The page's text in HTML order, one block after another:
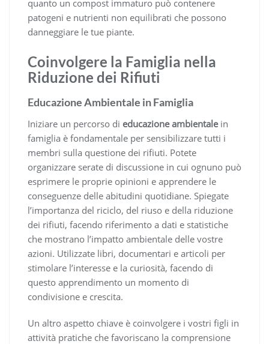
quanto un compost immaturo può contenere
patogeni e nutrienti non equilibrati che possono
danneggiare le tue piante.
Coinvolgere la Famiglia nella
Riduzione dei Rifiuti
Educazione Ambientale in Famiglia
Iniziare un percorso di educazione ambientalein
famiglia è fondamentale per sensibilizzare tutti i
membri sulla questione dei rifiuti. Potete
organizzare serate di discussione in cui ognuno può
esprimere le proprie opinioni e apprendere le
conseguenze delle abitudini quotidiane. Spiegate
l’importanza del riciclo, del riuso e della riduzione
dei rifiuti, facendo riferimento a dati e statistiche
che mostrano l’impatto ambientale delle vostre
azioni. Utilizzate libri, documentari e articoli per
stimolare l’interesse e la curiosità, facendo di
questo apprendimento un momento di
condivisione e crescita.
Un altro aspetto chiave è coinvolgere i vostri figli in
attività pratiche che favoriscano la comprensione